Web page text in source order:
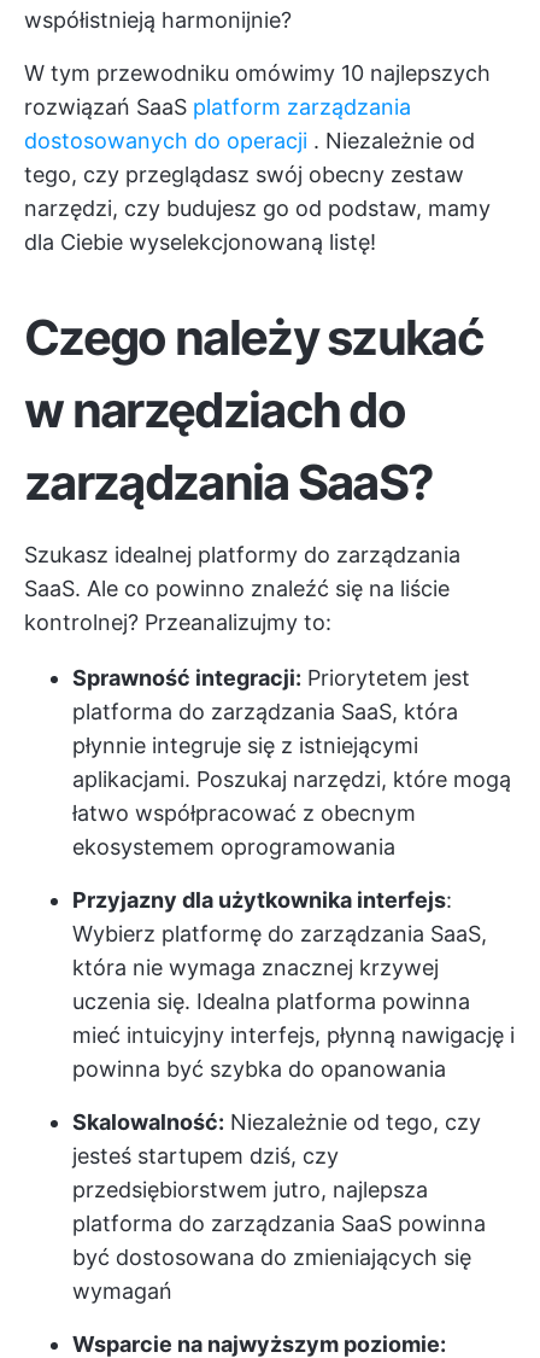
współistnieją harmonijnie?
W tym przewodniku omówimy 10 najlepszych
rozwiązań SaaS platform zarządzania
dostosowanych do operacji . Niezależnie od
tego, czy przeglądasz swój obecny zestaw
narzędzi, czy budujesz go od podstaw, mamy
dla Ciebie wyselekcjonowaną listę!
Czego należy szukać
w narzędziach do
zarządzania SaaS?
Szukasz idealnej platformy do zarządzania
SaaS. Ale co powinno znaleźć się na liście
kontrolnej? Przeanalizujmy to:
Sprawność integracji: Priorytetem jest
platforma do zarządzania SaaS, która
płynnie integruje się z istniejącymi
aplikacjami. Poszukaj narzędzi, które mogą
łatwo współpracować z obecnym
ekosystemem oprogramowania
Przyjazny dla użytkownika interfejs:
Wybierz platformę do zarządzania SaaS,
która nie wymaga znacznej krzywej
uczenia się. Idealna platforma powinna
mieć intuicyjny interfejs, płynną nawigację i
powinna być szybka do opanowania
Skalowalność: Niezależnie od tego, czy
jesteś startupem dziś, czy
przedsiębiorstwem jutro, najlepsza
platforma do zarządzania SaaS powinna
być dostosowana do zmieniających się
wymagań
Wsparcie na najwyższym poziomie: